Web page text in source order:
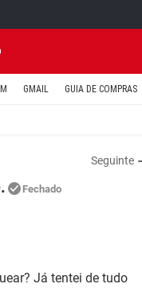
GMAIL GUIA DE COMPRAS
Seguinte
Fechado
Já tentei de tudo